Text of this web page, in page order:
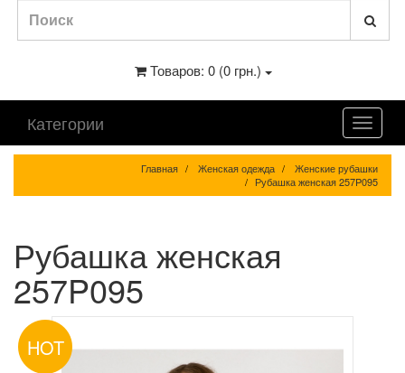
Товаров: 0 (0 грн.)
Категории
Главная Женская одежда
Женские рубашки
Рубашка женская 257P095
Рубашка женская
257P095
HOT